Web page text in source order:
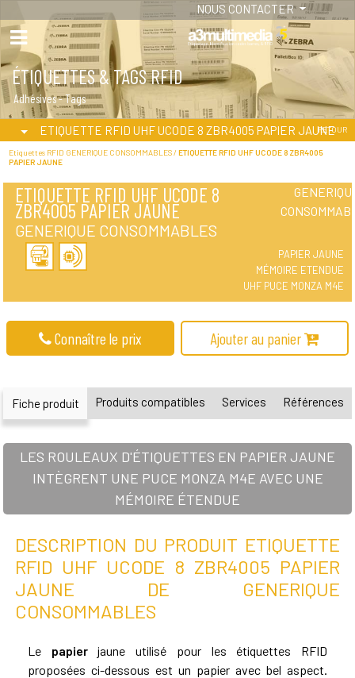
NOUS CONTACTER
ÉTIQUETTES & TAGS RFID
Adhésives - Tags
ETIQUETTE RFID UHF UCODE 8 ZBR4005 PAPIER JAUNE
RETOUR
Etiquettes RFID GENERIQUE CONSOMMABLES /ETIQUETTE RFID UHF UCODE 8 ZBR4005
PAPIER JAUNE
ETIQUETTE RFID UHF UCODE 8
ZBR4005 PAPIER JAUNE
GENERIQUE CONSOMMABLES
PAPIER JAUNE
MÉMOIRE ETENDUE
UHF PUCE MONZA M4E
Connaître le prix Ajouter au panier
Fiche produit Produits compatibles Services Références
LES ROULEAUX D'ÉTIQUETTES EN PAPIER JAUNE
INTÈGRENT UNE PUCE MONZA M4E AVEC UNE
MÉMOIRE ÉTENDUE
DESCRIPTION DU PRODUIT ETIQUETTE
RFID UHF UCODE 8 ZBR4005 PAPIER
JAUNE DE GENERIQUE
CONSOMMABLES
Le papierjaune utilisé pour les étiquettes RFID
proposées ci-dessous est un papier avec bel aspect.